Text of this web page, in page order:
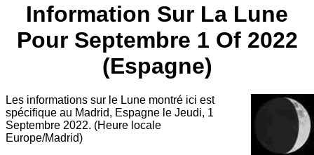
Information Sur La Lune
Pour Septembre 1 Of 2022
(Espagne)
Les informations sur le Lune montré ici est
spécifique au Madrid, Espagne le Jeudi, 1
Septembre 2022. (Heure locale
Europe/Madrid)